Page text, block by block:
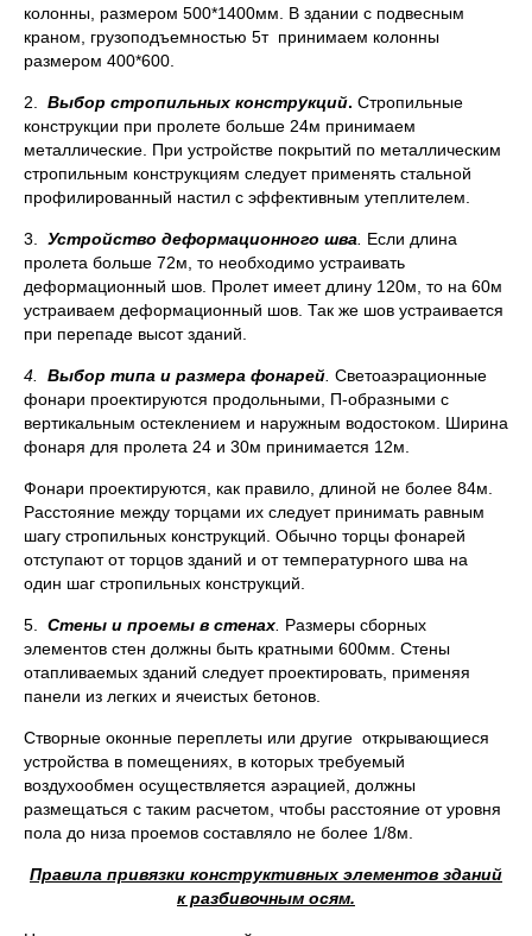
колонны, размером 500*1400мм. В здании с подвесным
краном, грузоподъемностью 5т принимаем колонны
размером 400*600.
2. Выбор стропильных конструкций. Стропильные
конструкции при пролете больше 24м принимаем
металлические. При устройстве покрытий по металлическим
стропильным конструкциям следует применять стальной
профилированный настил с эффективным утеплителем.
3. Устройство деформационного шва
Если длина
пролета больше 72м, то необходимо устраивать
деформационный шов. Пролет имеет длину 120м, то на 60м
устраиваем деформационный шов. Так же шов устраивается
при перепаде высот зданий.
4. Выбор типа и размера фонарей Светоаэрационные
фонари проектируются продольными, П-образными с
вертикальным остеклением и наружным водостоком. Ширина
фонаря для пролета 24 и 30м принимается 12м.
Фонари проектируются, как правило, длиной не более 84м.
Расстояние между торцами их следует принимать равным
шагу стропильных конструкций. Обычно торцы фонарей
отступают от торцов зданий и от температурного шва на
один шаг стропильных конструкций.
5. Стены и проемы в стенах Размеры сборных
элементов стен должны быть кратными 600мм. Стены
отапливаемых зданий следует проектировать, применяя
панели из легких и ячеистых бетонов.
Створные оконные переплеты или другие открывающиеся
устройства в помещениях, в которых требуемый
воздухообмен осуществляется аэрацией, должны
размещаться с таким расчетом, чтобы расстояние от уровня
пола до низа проемов составляло не более 1/8м.
Правила привязки конструктивных элементов зданий
к разбивочным осям.